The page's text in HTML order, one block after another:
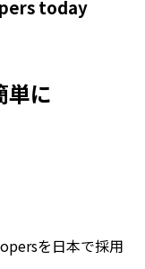
today
単に
を日本で採用